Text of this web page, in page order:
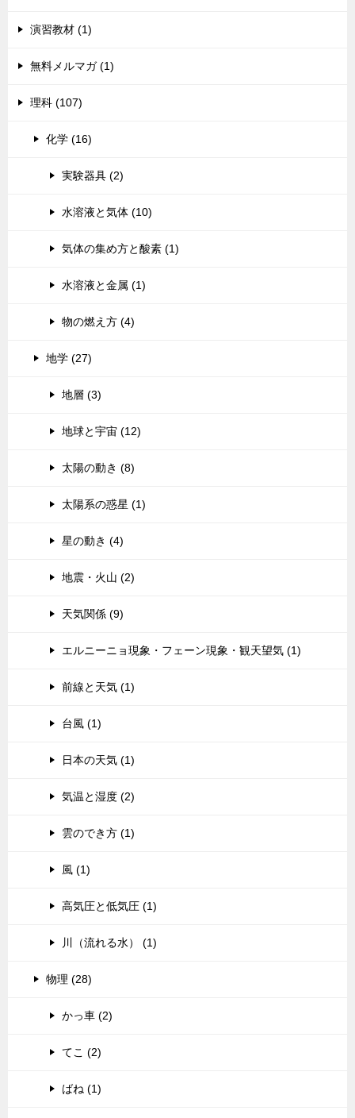
演習教材 (1)
無料メルマガ (1)
理科 (107)
化学 (16)
実験器具 (2)
水溶液と気体 (10)
気体の集め方と酸素 (1)
水溶液と金属 (1)
物の燃え方 (4)
地学 (27)
地層 (3)
地球と宇宙 (12)
太陽の動き (8)
太陽系の惑星 (1)
星の動き (4)
地震・火山 (2)
天気関係 (9)
エルニーニョ現象・フェーン現象・観天望気 (1)
前線と天気 (1)
台風 (1)
日本の天気 (1)
気温と湿度 (2)
雲のでき方 (1)
風 (1)
高気圧と低気圧 (1)
川（流れる水） (1)
物理 (28)
かっ車 (2)
てこ (2)
ばね (1)